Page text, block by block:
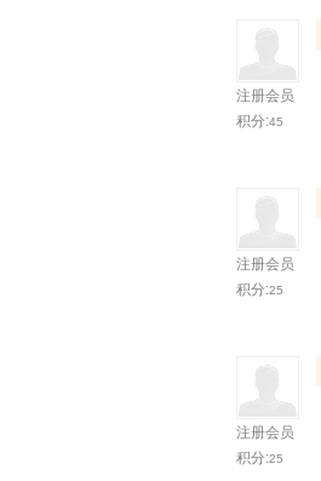
注册会员
积分:45
注册会员
积分:25
注册会员
积分:25